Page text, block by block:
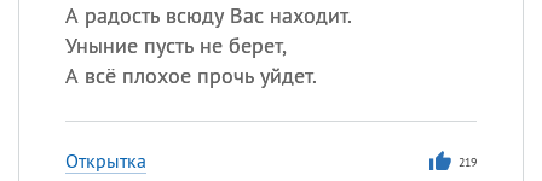
А радость всюду Вас находит.
Уныние пусть не берет,
А всё плохое прочь уйдет.
Открытка 219